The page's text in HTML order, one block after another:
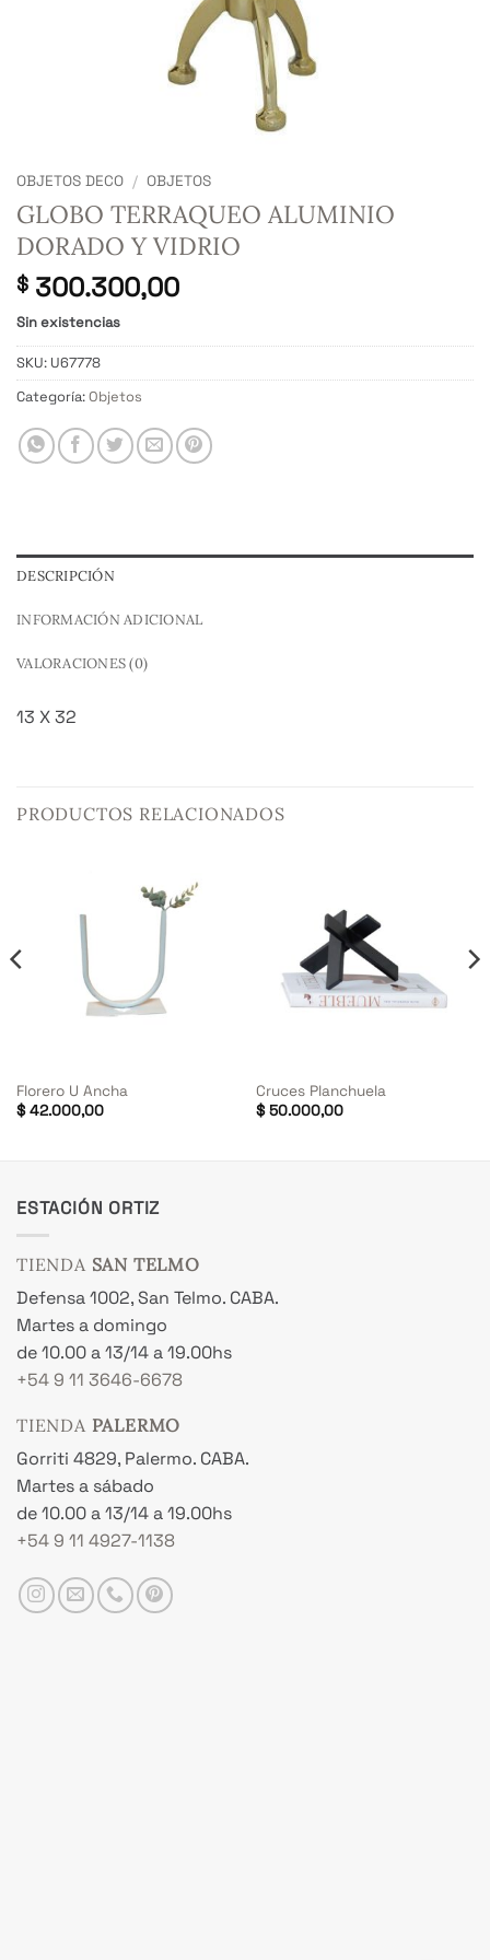
OBJETOS DECO / OBJETOS
GLOBO TERRAQUEO ALUMINIO
DORADO Y VIDRIO
$ 300.300,00
Sin existencias
SKU: U67778
Categoría:Objetos
DESCRIPCIÓN
INFORMACIÓN ADICIONAL
VALORACIONES (0)
13 X 32
PRODUCTOS RELACIONADOS
Florero U Ancha
$42.000,00
Cruces Planchuela
$50.000,00
ESTACIÓN ORTIZ
TIENDA SAN TELMO
Defensa 1002, San Telmo. CABA.
Martes a domingo
de 10.00 a 13/14 a 19.00hs
+54 9 11 3646-6678
TIENDA PALERMO
Gorriti 4829, Palermo. CABA.
Martes a sábado
de 10.00 a 13/14 a 19.00hs
+54 9 11 4927-1138